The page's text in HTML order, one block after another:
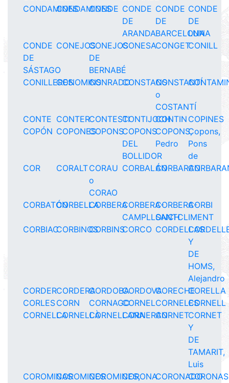
CONDAMINESCONDAMINES
CONDE CONDE
DE
ARANDA
CONDE
DE
BARCELONA
CONDE
DE
LUNA
CONDE
DE
SÁSTAGO
CONEJOSCONEJOS
DE
BERNABÉ
CONESACONGETCONILL
CONILLERESCONOMINSCONRADOCONSTANSCONSTANTÍ
o
COSTANTÍ
CONTE CONTERCONTESTICONTIJOCHCONTIN COPINES
COPÓN COPONESCOPONSCOPONS
DEL
BOLLIDOR
COPONS,
Pedro
Copons,
Pons
de
COR
CORALTCORAU
o
CORAO
CORBALÁNCORBARAN
CORBATÓNCORBELLACORBERACORBERA-
CAMPLLONCH
CORBERA-
SANTCLIMENT
CORBI
CORBIACCORBINOSCORBINSCORCO CORDELLAS
Y
DE
HOMS,
Alejandro
CORDERCORDERACORDOBACORDOVACORECHECORELLA
CORLESCORN CORNAGOCORNELCORNELESCORNELL
CORNELLACORNELLÀCORNELLANACORNERANCORNETCORNET
Y
DE
TAMARIT,
Luis
COROMINASCOROMINESCOROMINES,CORONACORONADOCORONAS